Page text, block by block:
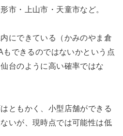
市・上山市・天童市など。
にできている（かみのやま倉
できるのではないかという点
台のように高い確率ではな
ともかく、小型店舗ができる
いが、現時点では可能性は低